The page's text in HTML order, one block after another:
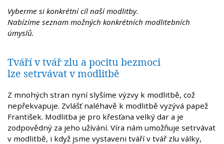
Vyberme si konkrétní cíl naší modlitby.
Nabízíme seznam možných konkrétních modlitebních
úmyslů.
Tváří v tvář zlu a pocitu bezmoci
lze setrvávat v modlitbě
Z mnohých stran nyní slyšíme výzvy k modlitbě, což
nepřekvapuje. Zvlášť naléhavě k modlitbě vyzývá papež
František. Modlitba je pro křesťana velký dar a je
zodpovědný za jeho užívání. Víra nám umožňuje setrvávat
v modlitbě, i když jsme vystaveni tváří v tvář zlu války,